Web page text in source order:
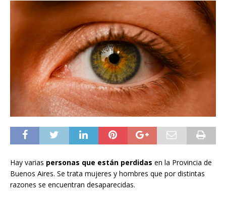
Hay varias personas que están perdidas en la Provincia de
Buenos Aires. Se trata mujeres y hombres que por distintas
razones se encuentran desaparecidas.